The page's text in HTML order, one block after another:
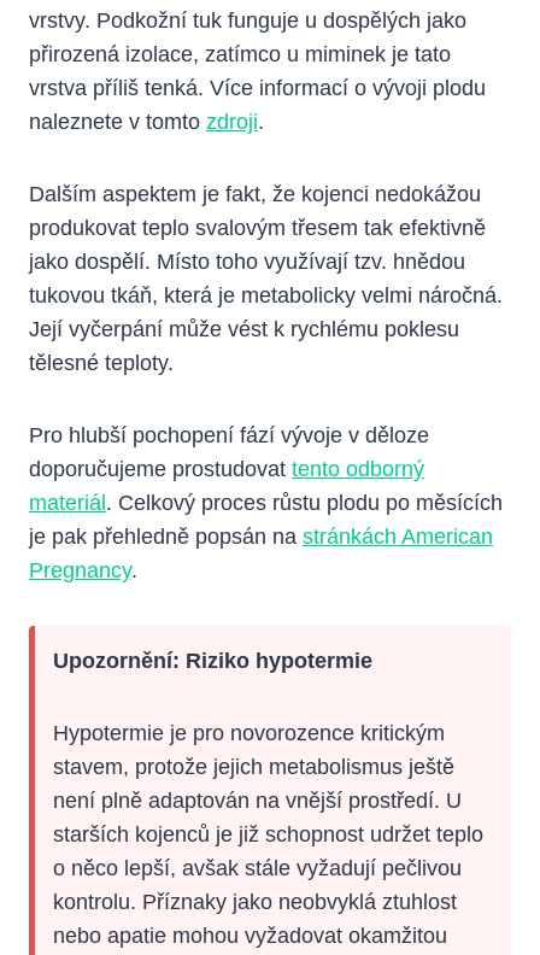
vrstvy. Podkožní tuk funguje u dospělých jako
přirozená izolace, zatímco u miminek je tato
vrstva příliš tenká. Více informací o vývoji plodu
naleznete v tomto zdroji.
Dalším aspektem je fakt, že kojenci nedokážou
produkovat teplo svalovým třesem tak efektivně
jako dospělí. Místo toho využívají tzv. hnědou
tukovou tkáň, která je metabolicky velmi náročná.
Její vyčerpání může vést k rychlému poklesu
tělesné teploty.
Pro hlubší pochopení fází vývoje v děloze
doporučujeme prostudovat tento odborný
materiál. Celkový proces růstu plodu po měsících
je pak přehledně popsán na stránkách American
Pregnancy.
Upozornění: Riziko hypotermie
Hypotermie je pro novorozence kritickým
stavem, protože jejich metabolismus ještě
není plně adaptován na vnější prostředí. U
starších kojenců je již schopnost udržet teplo
o něco lepší, avšak stále vyžadují pečlivou
kontrolu. Příznaky jako neobvyklá ztuhlost
nebo apatie mohou vyžadovat okamžitou